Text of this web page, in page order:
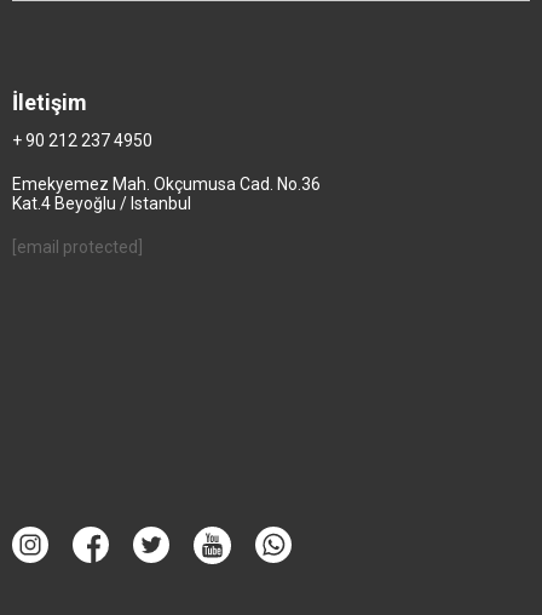
İletişim
+ 90 212 237 4950
Emekyemez Mah. Okçumusa Cad. No.36
Kat.4 Beyoğlu / Istanbul
[email protected]